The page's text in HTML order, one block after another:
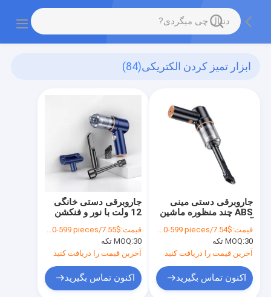
ابزار تمیز کردن الکتریکی(84)
جاروبرقی دستی خانگی
12 ولت با نور و فنکشن
قیمت:$7.55/pieces 30-599 pieces
MOQ:30 تکه
آخرین قیمت را دریافت کنید
اکنون تماس بگیرید
جاروبرقی دستی مینی
ABS چند منظوره ماشین
و خشک
قیمت:$7.54/pieces 30-599 pieces
MOQ:30 تکه
آخرین قیمت را دریافت کنید
اکنون تماس بگیرید